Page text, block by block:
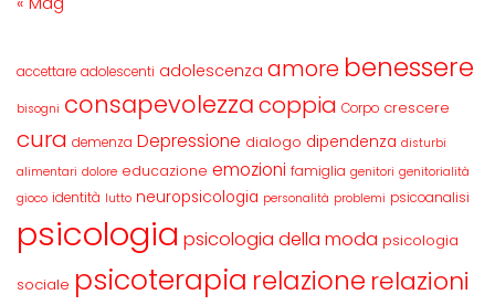
accettare adolescenti adolescenza amore benessere
bisogni consapevolezzacoppia Corpo crescere
cura demenza Depressione dialogo dipendenza disturbi
alimentari dolore educazione emozioni famiglia genitori genitorialità
gioco identità lutto neuropsicologia personalità problemi psicoanalisi
psicologia psicologia della moda psicologia
sociale psicoterapia relazione relazioni